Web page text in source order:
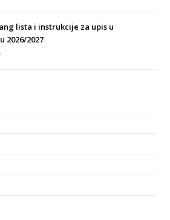
lista i instrukcije za upis u
2026/2027